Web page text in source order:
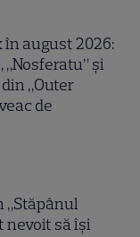
august 2026:
„Nosferatu” și
„Outer
de
„Stăpânul
nevoit să își